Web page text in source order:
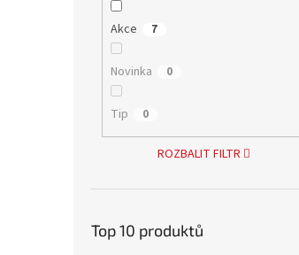
Akce 7
Novinka 0
Tip 0
ROZBALIT FILTR
Top 10 produktů